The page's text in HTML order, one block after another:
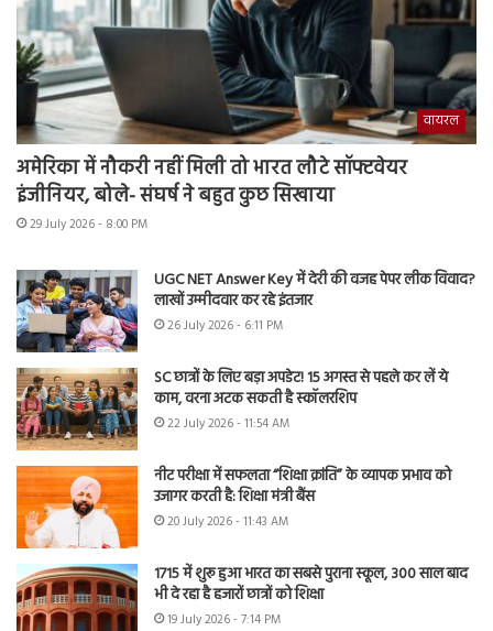
वायरल
अमेरिका में नौकरी नहीं मिली तो भारत लौटे सॉफ्टवेयर
इंजीनियर, बोले- संघर्ष ने बहुत कुछ सिखाया
29 July 2026 - 8:00 PM
UGC NET Answer Key में देरी की वजह पेपर लीक विवाद?
लाखों उम्मीदवार कर रहे इंतजार
26 July 2026 - 6:11 PM
SC छात्रों के लिए बड़ा अपडेट! 15 अगस्त से पहले कर लें ये
काम, वरना अटक सकती है स्कॉलरशिप
22 July 2026 - 11:54 AM
नीट परीक्षा में सफलता “शिक्षा क्रांति” के व्यापक प्रभाव को
उजागर करती है: शिक्षा मंत्री बैंस
20 July 2026 - 11:43 AM
1715 में शुरू हुआ भारत का सबसे पुराना स्कूल, 300 साल बाद
भी दे रहा है हजारों छात्रों को शिक्षा
19 July 2026 - 7:14 PM